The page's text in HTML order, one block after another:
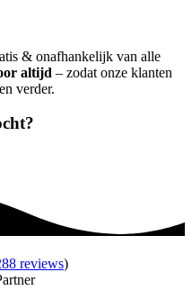
& onafhankelijk van alle
altijd – zodat onze klanten
verder.
reviews)